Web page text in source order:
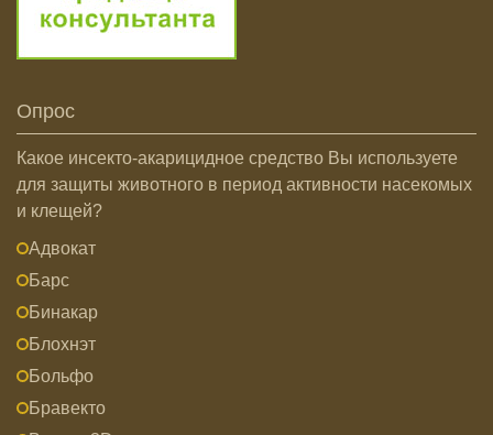
Опрос
Какое инсекто-акарицидное средство Вы используете
для защиты животного в период активности насекомых
и клещей?
Адвокат
Барс
Бинакар
Блохнэт
Больфо
Бравекто